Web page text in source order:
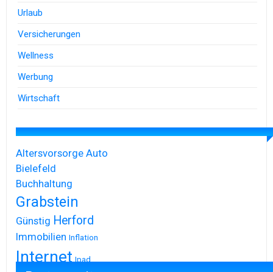
Urlaub
Versicherungen
Wellness
Werbung
Wirtschaft
Altersvorsorge Auto
Bielefeld
Buchhaltung
Grabstein
Günstig Herford
Immobilien Inflation
Internet Ipad